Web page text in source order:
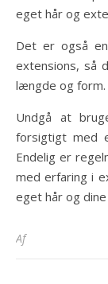
eget hår og
Det er også
extensions, så
længde og form.
Undgå at
forsigtigt med
Endelig er
med erfaring i
eget hår og
Af